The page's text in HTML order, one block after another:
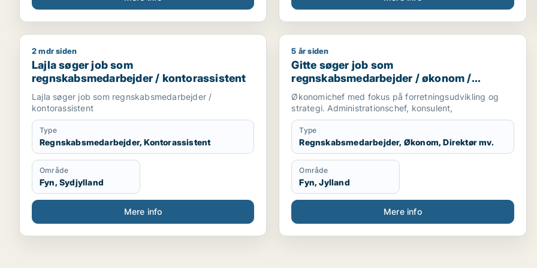
Lajla søger job som regnskabsmedarbejder / kontorassistent
2 mdr siden
Lajla søger job som
regnskabsmedarbejder / kontorassistent
Lajla søger job som regnskabsmedarbejder /
kontorassistent
Type
Regnskabsmedarbejder, Kontorassistent
Område
Fyn, Sydjylland
Mere info
Gitte søger job som regnskabsmedarbejder /
5 år siden
Gitte søger job som
regnskabsmedarbejder / økonom /
direktør / hr-chef / lønspecialist
Økonomichef med fokus på forretningsudvikling og
strategi. Administrationschef, konsulent,
Type
Regnskabsmedarbejder, Økonom, Direktør mv.
Område
Fyn, Jylland
Mere info